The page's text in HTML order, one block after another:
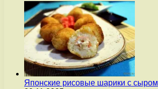
Японские рисовые шарики с сыром